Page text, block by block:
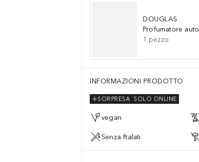
DOUGLAS
Profumatore auto
1 pezzo
INFORMAZIONI PRODOTTO
SOLO ONLINE
SORPRESA
vegan
Senza ftalati